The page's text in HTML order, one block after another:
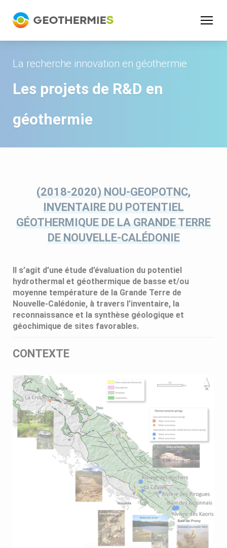
La recherche innovation en géothermie
Les projets de R&D en
géothermie
(2018-2020) NOU-GEOPOTNC,
INVENTAIRE DU POTENTIEL
GÉOTHERMIQUE DE LA GRANDE TERRE
DE NOUVELLE-CALÉDONIE
Il s’agit d’une étude d’évaluation du potentiel
hydrothermal et géothermique de basse et/ou
moyenne température de la Grande Terre de
Nouvelle-Calédonie, à travers l’inventaire, la
reconnaissance et la synthèse géologique et
géochimique de sites favorables.
CONTEXTE